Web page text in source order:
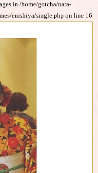
in/home/gotcha/nara-
enishiya/single.php on line 16